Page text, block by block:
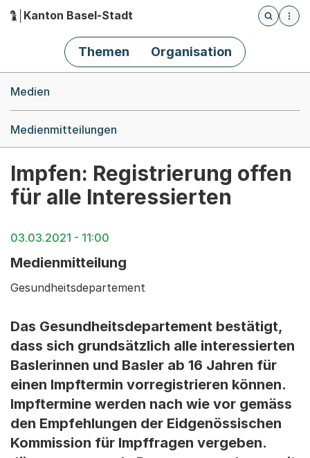
Hauptnavigation
Kanton Basel-Stadt
Öffnet
Themen Organisation
Medien
Medienmitteilungen
Impfen: Registrierung offen
für alle Interessierten
03.03.2021 - 11:00
Medienmitteilung
Gesundheitsdepartement
Das Gesundheitsdepartement bestätigt,
dass sich grundsätzlich alle interessierten
Baslerinnen und Basler ab 16 Jahren für
einen Impftermin vorregistrieren können.
Impftermine werden nach wie vor gemäss
den Empfehlungen der Eidgenössischen
Kommission für Impffragen vergeben.